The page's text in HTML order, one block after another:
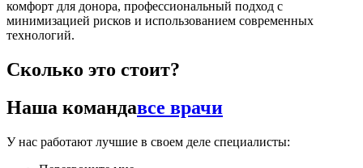
комфорт для донора, профессиональный подход с
минимизацией рисков и использованием современных
технологий.
Сколько это стоит?
Наша командавсе врачи
У нас работают лучшие в своем деле специалисты: